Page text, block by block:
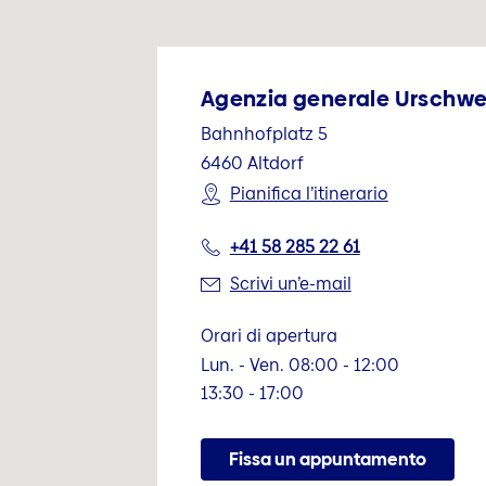
Agenzia generale
Bahnhofplatz 5
6460 Altdorf
Pianifica l’itinerario
+41 58 285 22 61
Scrivi un’e-mail
Orari di apertura
Lun. - Ven. 08:00 - 12:00
13:30 - 17:00
Fissa un appuntamento